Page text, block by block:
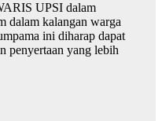
UPSI dalam
dalam kalangan warga
ini diharap dapat
penyertaan yang lebih